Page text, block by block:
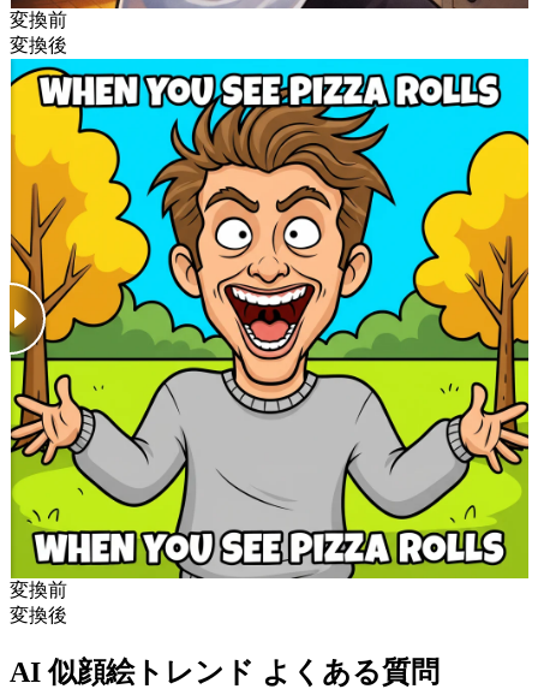
変換前
変換後
変換前
変換後
AI 似顔絵トレンド よくある質問